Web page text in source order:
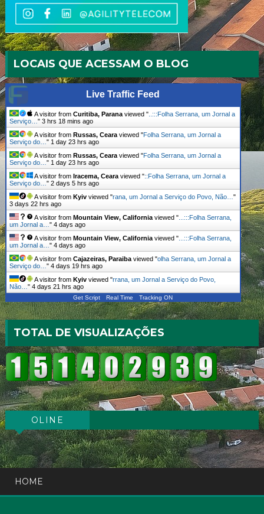
LOCAIS QUE ACESSAM O BLOG
Live Traffic Feed
A visitor from Curitiba, Paranaviewed "..:::Folha Serrana, um Jornal a
Serviço… " 3 hrs 18 mins ago
A visitor from Russas, Cearaviewed "Folha Serrana, um Jornal a
Serviço do… " 1 day 23 hrs ago
A visitor from Russas, Cearaviewed "Folha Serrana, um Jornal a
Serviço do… " 1 day 23 hrs ago
A visitor from Iracema, Cearaviewed "::Folha Serrana, um Jornal a
Serviço do… " 2 days 5 hrs ago
A visitor from Kyivviewed "rana, um Jornal a Serviço do Povo, Não… "
3 days 22 hrs ago
A visitor from Mountain View, Californiaviewed "...:::Folha Serrana,
um Jornal a… " 4 days ago
A visitor from Mountain View, Californiaviewed "...:::Folha Serrana,
um Jornal a… " 4 days ago
A visitor from Cajazeiras, Paraibaviewed "olha Serrana, um Jornal a
Serviço do… " 4 days 19 hrs ago
A visitor from Kyivviewed "rrana, um Jornal a Serviço do Povo,
Não… " 4 days 21 hrs ago
Get Script Real Time Tracking ON
TOTAL DE VISUALIZAÇÕES
OLINE
HOME